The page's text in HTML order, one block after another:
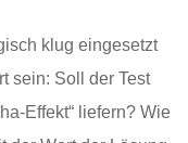
klug eingesetzt
sein: Soll der Test
Effekt“ liefern? Wie